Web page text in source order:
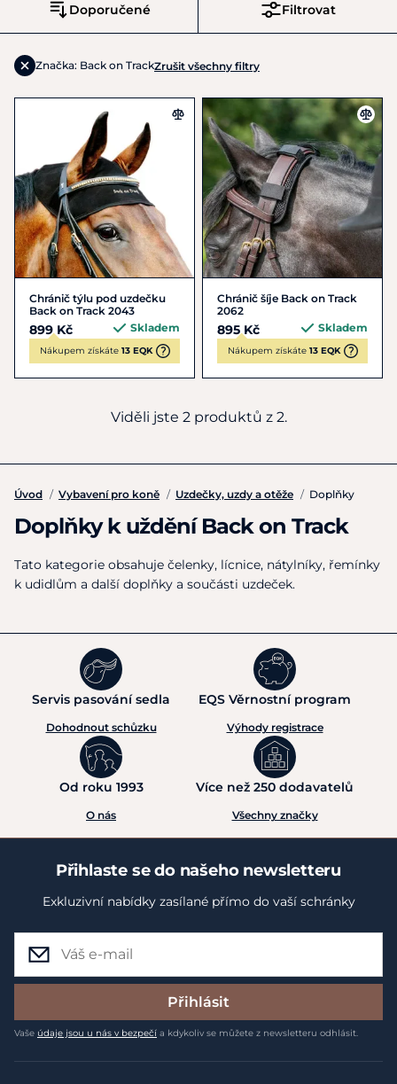
Filtrovat
Doporučené
Značka: Back on TrackZrušit všechny filtry
Chránič týlu pod uzdečku
Back on Track 2043
899 Kč Skladem
Nákupem získáte 13 EQK
Chránič šíje Back on Track
2062
895 Kč Skladem
Nákupem získáte 13 EQK
Viděli jste 2 produktů z 2.
Úvod / Vybavení pro koně / Uzdečky, uzdy a otěže / Doplňky
Doplňky k uždění Back on Track
Tato kategorie obsahuje čelenky, lícnice, nátylníky, řemínky
k udidlům a další doplňky a součásti uzdeček.
Servis pasování sedla
Dohodnout schůzku
EQS Věrnostní program
Výhody registrace
Od roku 1993
O nás
Více než 250 dodavatelů
Všechny značky
Přihlaste se do našeho newsletteru
Exkluzivní nabídky zasílané přímo do vaší schránky
Přihlásit
Vaše údaje jsou u nás v bezpečí a kdykoliv se můžete z newsletteru odhlásit.